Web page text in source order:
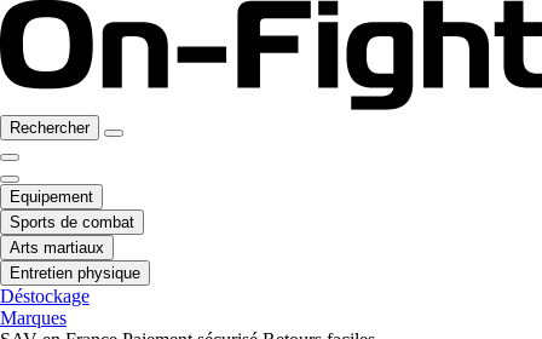
Rechercher
Equipement
Sports de combat
Arts martiaux
Entretien physique
Déstockage
Marques